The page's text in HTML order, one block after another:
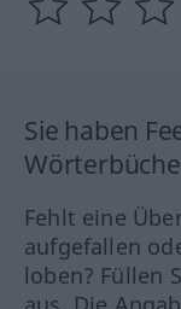
Sie haben
Fehlt eine
aufgefallen
loben? Füllen